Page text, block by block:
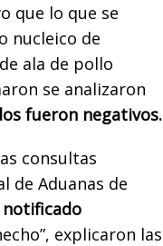
que lo que se
nucleico de
ala de pollo
se analizaron
fueron negativos.
consultas
de Aduanas de
notificado
explicaron las